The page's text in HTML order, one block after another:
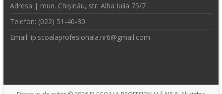
Adresa | mun. Chișinău, str. Alba Iulia 75/7
Telefon: (022) 51-40-30
Email: ip.scoalaprofesionala.nr6@gmail.com